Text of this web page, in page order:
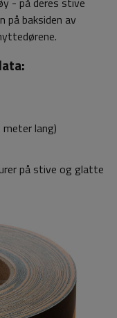
baksiden av
lang)
på stive og glatte